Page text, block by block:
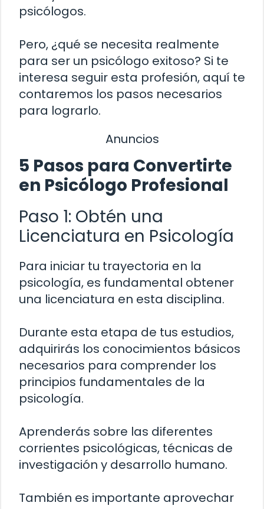
psicólogos.
Pero, ¿qué se necesita realmente
para ser un psicólogo exitoso? Si te
interesa seguir esta profesión, aquí te
contaremos los pasos necesarios
para lograrlo.
Anuncios
5 Pasos para Convertirte
en Psicólogo Profesional
Paso 1: Obtén una
Licenciatura en Psicología
Para iniciar tu trayectoria en la
psicología, es fundamental obtener
una licenciatura en esta disciplina.
Durante esta etapa de tus estudios,
adquirirás los conocimientos básicos
necesarios para comprender los
principios fundamentales de la
psicología.
Aprenderás sobre las diferentes
corrientes psicológicas, técnicas de
investigación y desarrollo humano.
También es importante aprovechar